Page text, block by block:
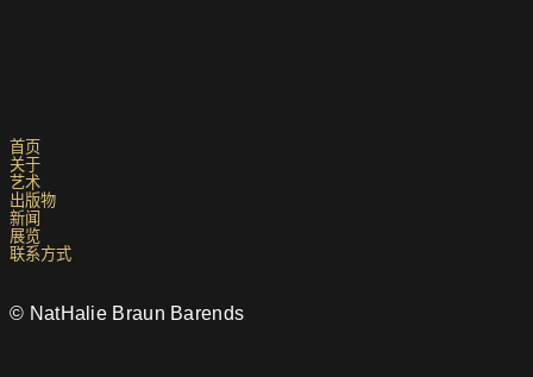
首页
关于
艺术
出版物
新闻
展览
联系方式
© NatHalie Braun Barends